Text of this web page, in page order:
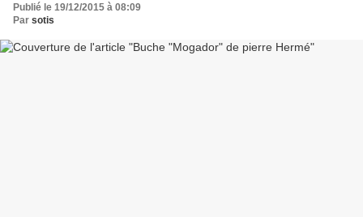
Publié le 19/12/2015 à 08:09
Par sotis